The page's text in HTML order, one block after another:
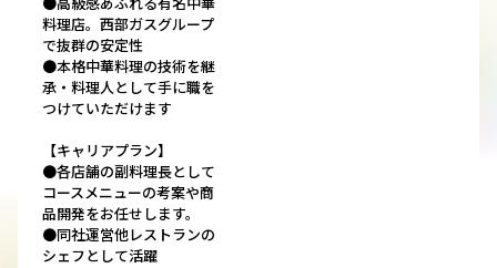
料理店。西部ガスグループ
で抜群の安定性
●本格中華料理の技術を継
承・料理人として手に職を
つけていただけます
【キャリアプラン】
●各店舗の副料理長として
コースメニューの考案や商
品開発をお任せします。
●同社運営他レストランの
シェフとして活躍